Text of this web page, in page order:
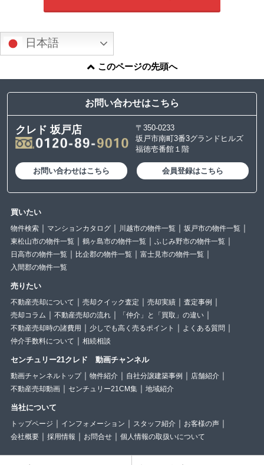
日本語
このページの先頭へ
お問い合わせはこちら
クレド 坂戸店
〒350-0233
坂戸市南町3番3グランドヒルズ
福徳壱番館１階
お問い合わせはこちら 会員登録はこちら
買いたい
物件検索 マンションカタログ 川越市の物件一覧
坂戸市の物件一覧
東松山市の物件一覧
鶴ヶ島市の物件一覧
ふじみ野市の物件一覧
日高市の物件一覧
比企郡の物件一覧
富士見市の物件一覧
入間郡の物件一覧
売りたい
不動産売却について 売却クイック査定 売却実績
査定事例
売却コラム
不動産売却の流れ
「仲介」と「買取」の違い
不動産売却時の諸費用
少しでも高く売るポイント
よくある質問
仲介手数料について
相続相談
センチュリー21クレド 動画チャンネル
動画チャンネルトップ 物件紹介 自社分譲建築事例
店舗紹介
不動産売却動画
センチュリー21CM集 地域紹介
当社について
トップページ インフォメーション スタッフ紹介
お客様の声
会社概要
採用情報 お問合せ 個人情報の取扱いについて